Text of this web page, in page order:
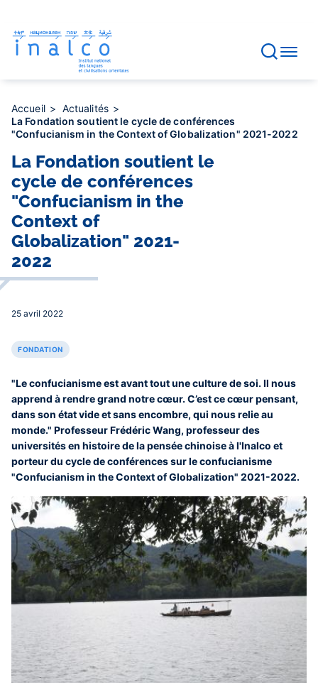
contenu
principal
Accueil
Actualités
La Fondation soutient le cycle de conférences
"Confucianism in the Context of Globalization" 2021-2022
La Fondation soutient le
cycle de conférences
"Confucianism in the
Context of
Globalization" 2021-
2022
25 avril 2022
FONDATION
"Le confucianisme est avant tout une culture de soi. Il nous
apprend à rendre grand notre cœur. C’est ce cœur pensant,
dans son état vide et sans encombre, qui nous relie au
monde." Professeur Frédéric Wang, professeur des
universités en histoire de la pensée chinoise à l'Inalco et
porteur du cycle de conférences sur le confucianisme
"Confucianism in the Context of Globalization" 2021-2022.